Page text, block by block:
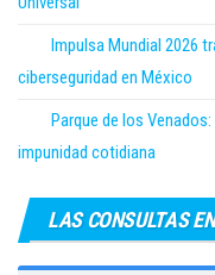
Impulsa Mundial 2026
ciberseguridad en México
Parque de los
impunidad cotidiana
LAS CONSULTAS